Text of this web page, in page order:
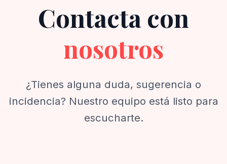
Contacta con
nosotros
¿Tienes alguna duda, sugerencia o
incidencia? Nuestro equipo está listo para
escucharte.